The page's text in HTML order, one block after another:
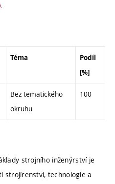
Téma
Podíl
[%]
Bez tematického
okruhu
100
strojního inženýrství je
strojírenství, technologie a